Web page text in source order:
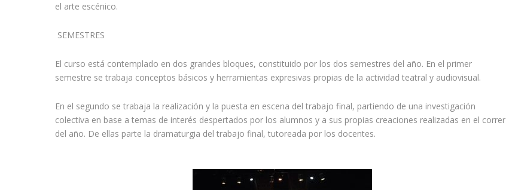
el arte escénico.
SEMESTRES
El curso está contemplado en dos grandes bloques, constituido por los dos semestres del año. En el primer
semestre se trabaja conceptos básicos y herramientas expresivas propias de la actividad teatral y audiovisual.
En el segundo se trabaja la realización y la puesta en escena del trabajo final, partiendo de una investigación
colectiva en base a temas de interés despertados por los alumnos y a sus propias creaciones realizadas en el correr
del año. De ellas parte la dramaturgia del trabajo final, tutoreada por los docentes.